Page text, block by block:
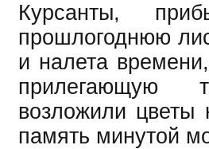
Курсанты,
прошлогоднюю
и налета
прилегающую
возложили цветы
память минутой